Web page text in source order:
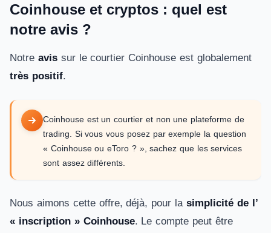
Coinhouse et cryptos : quel est
notre avis ?
Notre avissur le courtier Coinhouse est globalement
très positif.
Coinhouse est un courtier et non une plateforme de
trading. Si vous vous posez par exemple la question
« Coinhouse ou eToro ? », sachez que les services
sont assez différents.
Nous aimons cette offre, déjà, pour la simplicité de l’
« inscription » Coinhouse. Le compte peut être